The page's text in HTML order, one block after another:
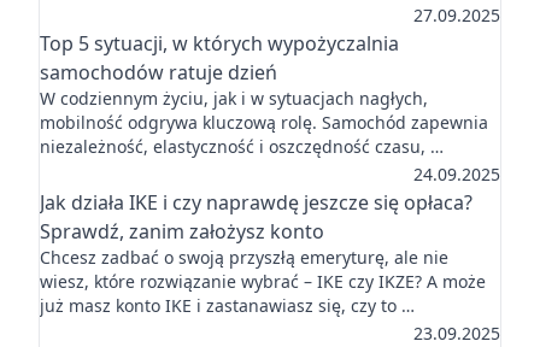
27.09.2025
Top 5 sytuacji, w których wypożyczalnia
samochodów ratuje dzień
W codziennym życiu, jak i w sytuacjach nagłych,
mobilność odgrywa kluczową rolę. Samochód zapewnia
niezależność, elastyczność i oszczędność czasu, …
24.09.2025
Jak działa IKE i czy naprawdę jeszcze się opłaca?
Sprawdź, zanim założysz konto
Chcesz zadbać o swoją przyszłą emeryturę, ale nie
wiesz, które rozwiązanie wybrać – IKE czy IKZE? A może
już masz konto IKE i zastanawiasz się, czy to …
23.09.2025